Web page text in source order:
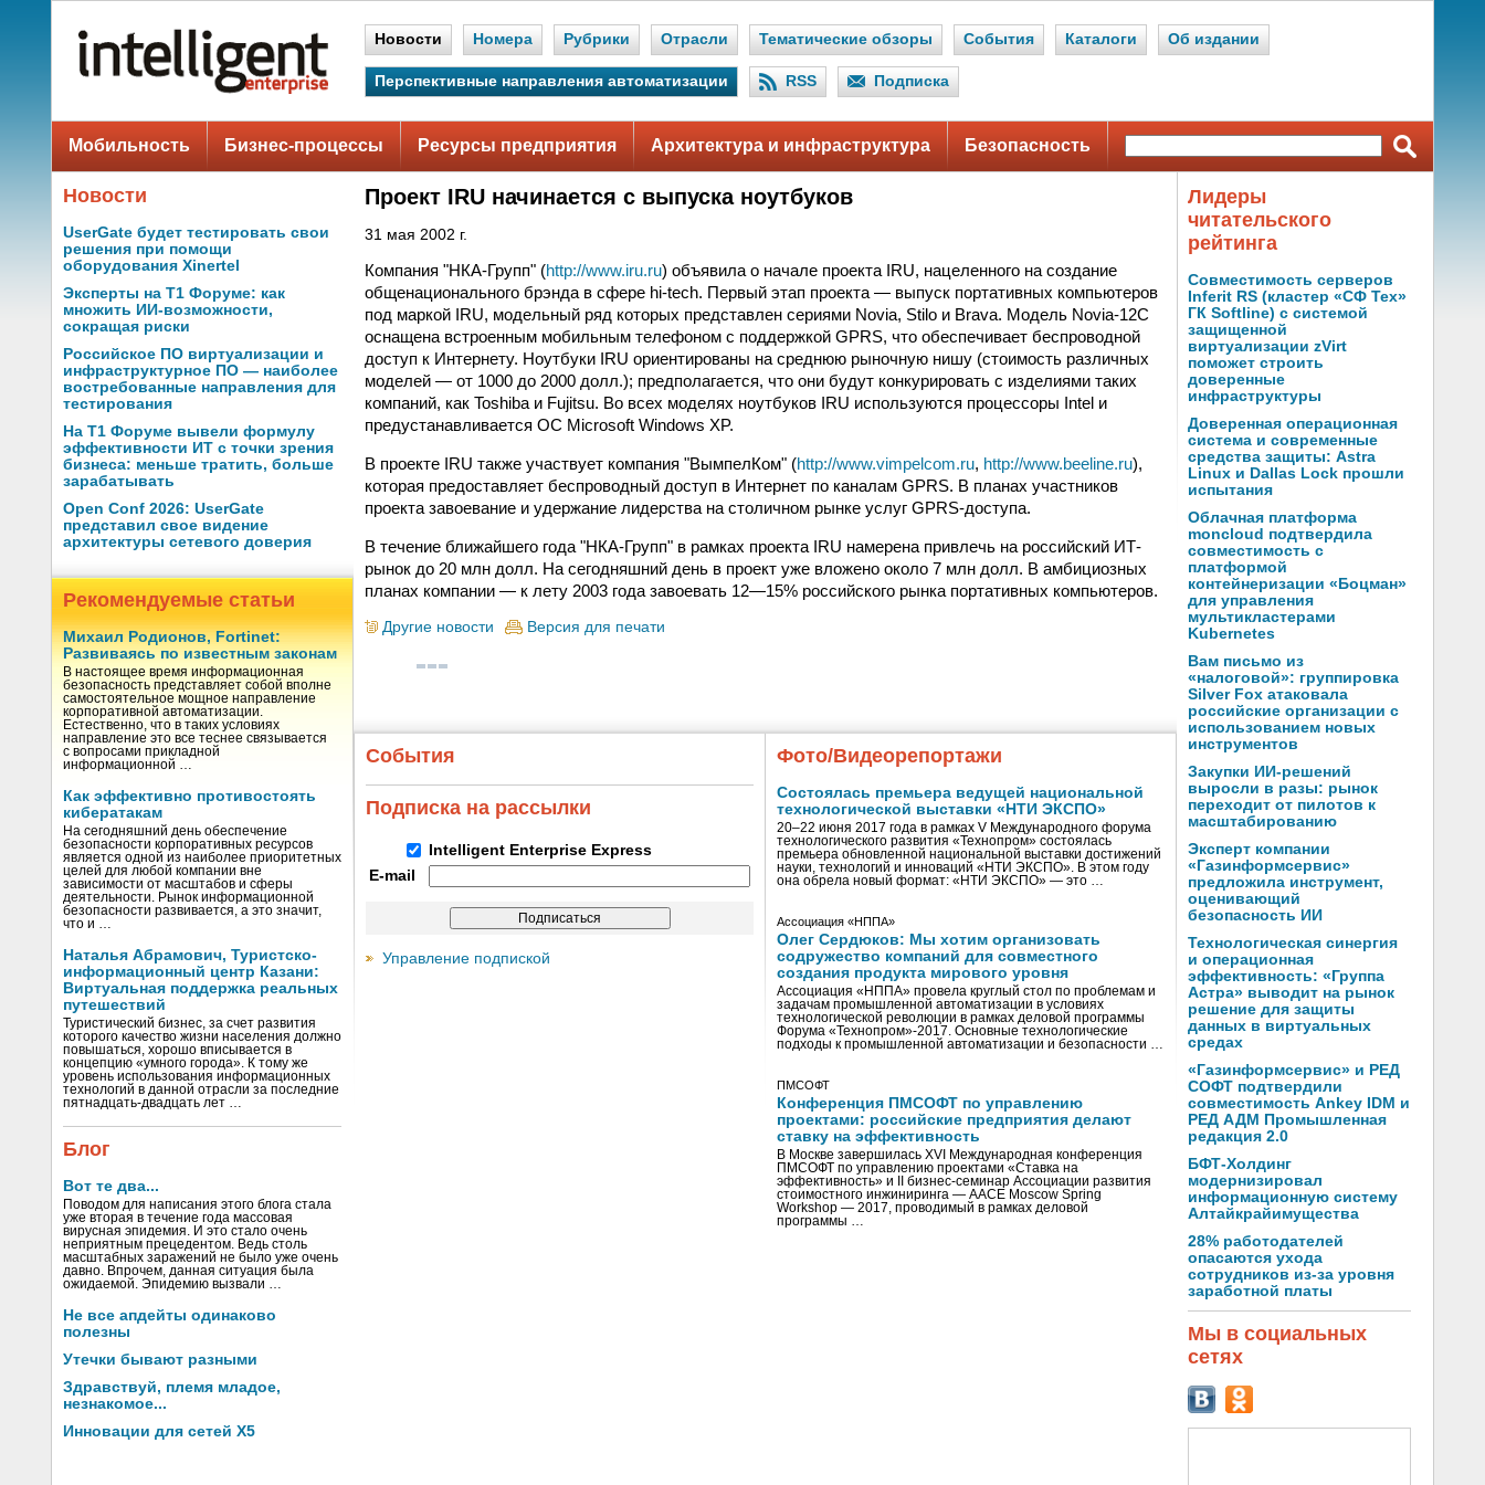
Новости Номера Рубрики Отрасли Тематические обзоры События Каталоги Об издании
Перспективные направления автоматизации RSS Подписка
Мобильность Бизнес-процессы Ресурсы предприятия Архитектура и инфраструктура Безопасность
Новости
UserGate будет тестировать свои
решения при помощи
оборудования Xinertel
Эксперты на Т1 Форуме: как
множить ИИ-возможности,
сокращая риски
Российское ПО виртуализации и
инфраструктурное ПО — наиболее
востребованные направления для
тестирования
На Т1 Форуме вывели формулу
эффективности ИТ с точки зрения
бизнеса: меньше тратить, больше
зарабатывать
Open Conf 2026: UserGate
представил свое видение
архитектуры сетевого доверия
Рекомендуемые статьи
Михаил Родионов, Fortinet:
Развиваясь по известным законам
В настоящее время информационная
безопасность представляет собой вполне
самостоятельное мощное направление
корпоративной автоматизации.
Естественно, что в таких условиях
направление это все теснее связывается
с вопросами прикладной
информационной …
Как эффективно противостоять
кибератакам
На сегодняшний день обеспечение
безопасности корпоративных ресурсов
является одной из наиболее приоритетных
целей для любой компании вне
зависимости от масштабов и сферы
деятельности. Рынок информационной
безопасности развивается, а это значит,
что и …
Наталья Абрамович, Туристско-
информационный центр Казани:
Виртуальная поддержка реальных
путешествий
Туристический бизнес, за счет развития
которого качество жизни населения должно
повышаться, хорошо вписывается в
концепцию «умного города». К тому же
уровень использования информационных
технологий в данной отрасли за последние
пятнадцать-двадцать лет …
Блог
Вот те два...
Поводом для написания этого блога стала
уже вторая в течение года массовая
вирусная эпидемия. И это стало очень
неприятным прецедентом. Ведь столь
масштабных заражений не было уже очень
давно. Впрочем, данная ситуация была
ожидаемой. Эпидемию вызвали …
Не все апдейты одинаково
полезны
Утечки бывают разными
Здравствуй, племя младое,
незнакомое...
Инновации для сетей X5
Проект IRU начинается с выпуска ноутбуков
31 мая 2002 г.
Компания "НКА-Групп" (http://www.iru.ru) объявила о начале проекта IRU, нацеленного на создание
общенационального брэнда в сфере hi-tech. Первый этап проекта — выпуск портативных компьютеров
под маркой IRU, модельный ряд которых представлен сериями Novia, Stilo и Brava. Модель Novia-12С
оснащена встроенным мобильным телефоном с поддержкой GPRS, что обеспечивает беспроводной
доступ к Интернету. Ноутбуки IRU ориентированы на среднюю рыночную нишу (стоимость различных
моделей — от 1000 до 2000 долл.); предполагается, что они будут конкурировать с изделиями таких
компаний, как Toshiba и Fujitsu. Во всех моделях ноутбуков IRU используются процессоры Intel и
предустанавливается ОС Microsoft Windows XP.
В проекте IRU также участвует компания "ВымпелКом" (http://www.vimpelcom.ru, http://www.beeline.ru),
которая предоставляет беспроводный доступ в Интернет по каналам GPRS. В планах участников
проекта завоевание и удержание лидерства на столичном рынке услуг GPRS-доступа.
В течение ближайшего года "НКА-Групп" в рамках проекта IRU намерена привлечь на российский ИТ-
рынок до 20 млн долл. На сегодняшний день в проект уже вложено около 7 млн долл. В амбициозных
планах компании — к лету 2003 года завоевать 12—15% российского рынка портативных компьютеров.
Другие новости Версия для печати
События
Подписка на рассылки
Intelligent Enterprise Express
E-mail
Управление подпиской
Фото/Видеорепортажи
Состоялась премьера ведущей национальной
технологической выставки «НТИ ЭКСПО»
20–22 июня 2017 года в рамках V Международного форума
технологического развития «Технопром» состоялась
премьера обновленной национальной выставки достижений
науки, технологий и инноваций «НТИ ЭКСПО». В этом году
она обрела новый формат: «НТИ ЭКСПО» — это …
Ассоциация «НППА»
Олег Сердюков: Мы хотим организовать
содружество компаний для совместного
создания продукта мирового уровня
Ассоциация «НППА» провела круглый стол по проблемам и
задачам промышленной автоматизации в условиях
технологической революции в рамках деловой программы
Форума «Технопром»-2017. Основные технологические
подходы к промышленной автоматизации и безопасности …
ПМСОФТ
Конференция ПМСОФТ по управлению
проектами: российские предприятия делают
ставку на эффективность
В Москве завершилась XVI Международная конференция
ПМСОФТ по управлению проектами «Ставка на
эффективность» и II бизнес-семинар Ассоциации развития
стоимостного инжиниринга — AACE Moscow Spring
Workshop — 2017, проводимый в рамках деловой
программы …
Лидеры
читательского
рейтинга
Совместимость серверов
Inferit RS (кластер «СФ Тех»
ГК Softline) с системой
защищенной
виртуализации zVirt
поможет строить
доверенные
инфраструктуры
Доверенная операционная
система и современные
средства защиты: Astra
Linux и Dallas Lock прошли
испытания
Облачная платформа
moncloud подтвердила
совместимость с
платформой
контейнеризации «Боцман»
для управления
мультикластерами
Kubernetes
Вам письмо из
«налоговой»: группировка
Silver Fox атаковала
российские организации с
использованием новых
инструментов
Закупки ИИ-решений
выросли в разы: рынок
переходит от пилотов к
масштабированию
Эксперт компании
«Газинформсервис»
предложила инструмент,
оценивающий
безопасность ИИ
Технологическая синергия
и операционная
эффективность: «Группа
Астра» выводит на рынок
решение для защиты
данных в виртуальных
средах
«Газинформсервис» и РЕД
СОФТ подтвердили
совместимость Ankey IDM и
РЕД АДМ Промышленная
редакция 2.0
БФТ-Холдинг
модернизировал
информационную систему
Алтайкрайимущества
28% работодателей
опасаются ухода
сотрудников из-за уровня
заработной платы
Мы в социальных
сетях